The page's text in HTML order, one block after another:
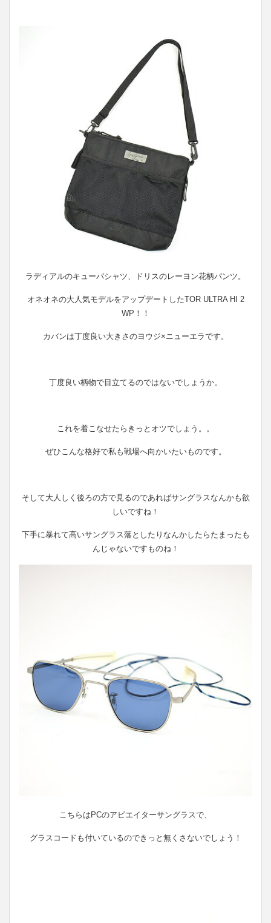
ラディアルのキューバシャツ、ドリスのレーヨン花柄パンツ。
オネオネの大人気モデルをアップデートしたTOR ULTRA HI 2
WP！！
カバンは丁度良い大きさのヨウジ×ニューエラです。
丁度良い柄物で目立てるのではないでしょうか。
これを着こなせたらきっとオツでしょう。。
ぜひこんな格好で私も戦場へ向かいたいものです。
そして大人しく後ろの方で見るのであればサングラスなんかも欲
しいですね！
下手に暴れて高いサングラス落としたりなんかしたらたまったも
んじゃないですものね！
こちらはPCのアビエイターサングラスで、
グラスコードも付いているのできっと無くさないでしょう！